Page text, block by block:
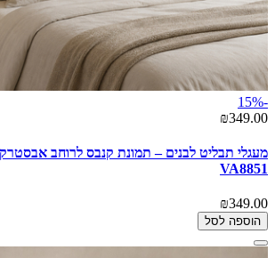
-15%
₪349.00
מעגלי תבליט לבנים – תמונת קנבס לרוחב
VA8851
₪349.00
הוספה לסל